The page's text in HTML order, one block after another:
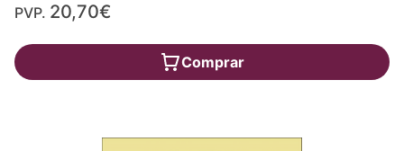
PVP. 20,70€
Comprar